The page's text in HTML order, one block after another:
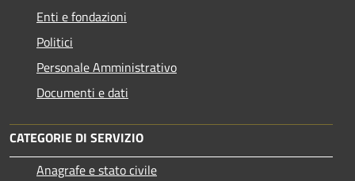
Enti e fondazioni
Politici
Personale Amministrativo
Documenti e dati
CATEGORIE DI SERVIZIO
Anagrafe e stato civile